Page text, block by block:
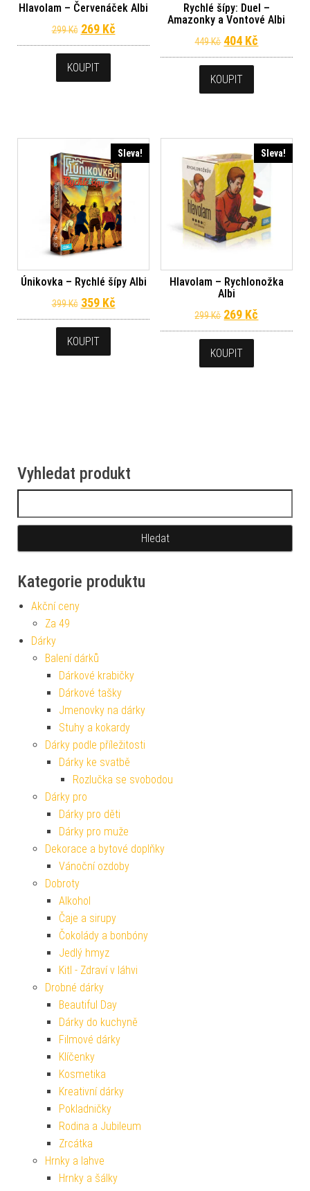
Hlavolam – Červenáček Albi
299Kč Původní cena byla: 299 Kč.
269 KčAktuální cena je: 269 Kč.
KOUPIT
Rychlé šípy: Duel –
Amazonky a Vontové Albi
449Kč Původní cena
404 Kč
KOUPIT
Sleva!
Únikovka – Rychlé šípy Albi
399Kč Původní cena byla: 399 Kč.
359 KčAktuální cena je: 359 Kč.
KOUPIT
Sleva!
Hlavolam – Rychlonožka
Albi
299Kč Původní cena
269 Kč
KOUPIT
Vyhledat produkt
Kategorie produktu
Akční ceny
Za 49
Dárky
Balení dárků
Dárkové krabičky
Dárkové tašky
Jmenovky na dárky
Stuhy a kokardy
Dárky podle příležitosti
Dárky ke svatbě
Rozlučka se svobodou
Dárky pro
Dárky pro děti
Dárky pro muže
Dekorace a bytové doplňky
Vánoční ozdoby
Dobroty
Alkohol
Čaje a sirupy
Čokolády a bonbóny
Jedlý hmyz
Kitl - Zdraví v láhvi
Drobné dárky
Beautiful Day
Dárky do kuchyně
Filmové dárky
Klíčenky
Kosmetika
Kreativní dárky
Pokladničky
Rodina a Jubileum
Zrcátka
Hrnky a lahve
Hrnky a šálky